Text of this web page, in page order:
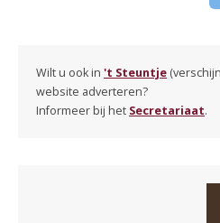
Wilt u ook in 't Steuntje
website adverteren?
Informeer bij het Secretariaat.